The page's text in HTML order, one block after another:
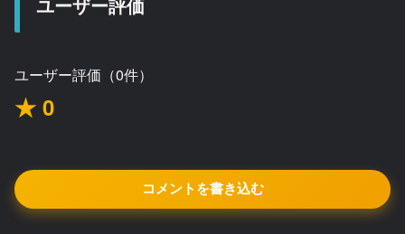
ユーザー評価
ユーザー評価（0件）
★ 0
コメントを書き込む